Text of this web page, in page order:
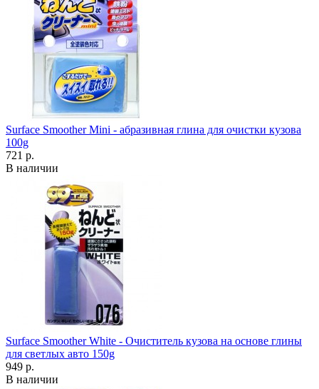
Surface Smoother Mini - абразивная глина для очистки кузова
100g
721 р.
В наличии
Surface Smoother White - Очиститель кузова на основе глины
для светлых авто 150g
949 р.
В наличии